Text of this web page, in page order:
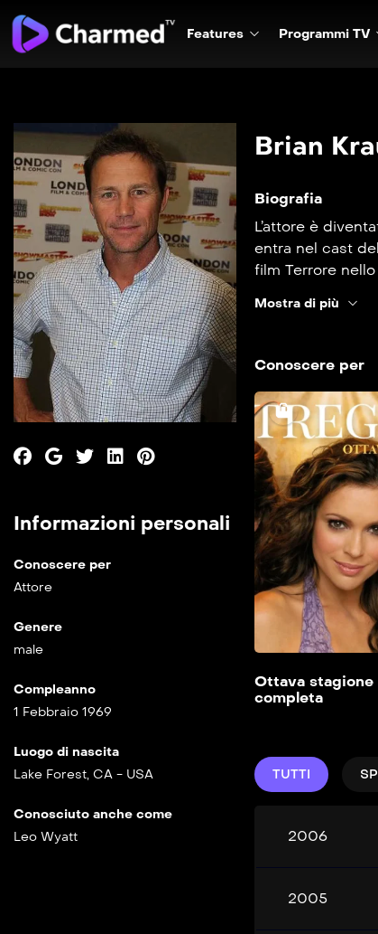
Features Programmi TV
Informazioni personali
Conoscere per
Attore
Genere
male
Compleanno
1 Febbraio 1969
Luogo di nascita
Lake Forest, CA - USA
Conosciuto anche come
Leo Wyatt
Brian
Biografia
L’attore è
entra nel cast
film Terrore
la pelle.
Mostra di più
Conoscere per
Ottava stagione
completa
TUTTI
2006
2005